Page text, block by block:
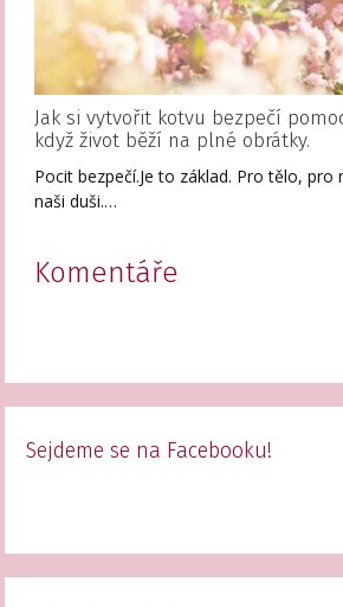
Jak si vytvořit kotvu bezpečí
když život běží na plné obrátky.
Pocit bezpečí.Je to základ. Pro tělo, pro
naši duši.…
Komentáře
Sejdeme se na Facebooku!